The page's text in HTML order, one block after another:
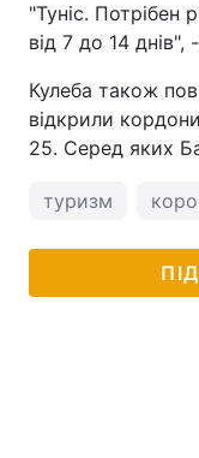
"Туніс. Потрібен
від 7 до 14 днів",
Кулеба також
відкрили
25. Серед яких
туризм